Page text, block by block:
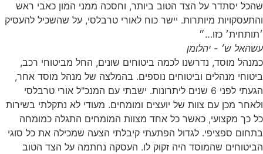
שהכל יסתדר על הצד הטוב ביותר, וחסכה ממני המון כאבי ראש
והתעסקויות מיותרות. יישר כוח לאורי טרבלסי, על שהשכיל להעסיק
׳תותחית׳ כזו…״
עשהאל ש׳ - יהלומן
כמנהל מוסד, נדרשנו לכמה ביטוחים שונים, החל מביטוחי רכב,
ביטוחי מנהלים וביטוחים נוספים. בהמלצה של מנהל מוסד אחר,
הגעתי לפני 6 שנים ליתרונות. ישבתי עם המנכ"ל אורי טרבלסי
ולאחר מכן עם צוות של יועצים ומומחים. מעודי לא נתקלתי בשירות
כל כך מקצועי, כאשר כל אחד מצוות המומחים התגלה כמומחה
בתחום ספציפי. לגדול הפתעתי קיבלתי הצעה שמכילה את כל סוגי
הביטוחים שהמוסד היה זקוק לו. העסקה נחתמה על הצד הטוב